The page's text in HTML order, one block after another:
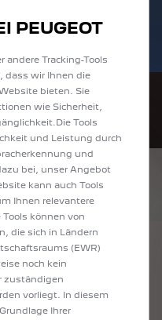
Hybride. Mehr
>>
Leasingraten
210
anzeigen
PEUGEOT
andere Tracking-Tools
dass wir Ihnen die
bieten. Sie
wie Sicherheit,
Tools
und Leistung durch
und
bei, unser Angebot
kann auch Tools
Ihnen relevantere
können von
die sich in Ländern
(EWR)
noch kein
zuständigen
vorliegt. In diesem
Ihrer